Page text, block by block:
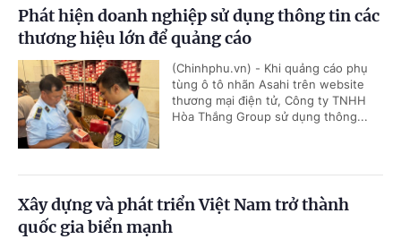
Phát hiện doanh nghiệp sử dụng thông tin các
thương hiệu lớn để quảng cáo
(Chinhphu.vn) - Khi quảng cáo phụ
tùng ô tô nhãn Asahi trên website
thương mại điện tử, Công ty TNHH
Hòa Thắng Group sử dụng thông...
Xây dựng và phát triển Việt Nam trở thành
quốc gia biển mạnh